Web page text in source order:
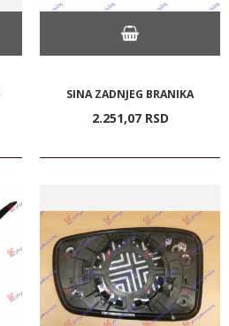
SINA ZADNJEG BRANIKA
2.251,07 RSD